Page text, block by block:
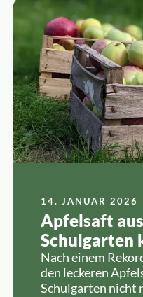
14. JANUAR 2026
Apfelsaft
Schulgarten
Nach einem
den leckeren
Schulgarten nicht